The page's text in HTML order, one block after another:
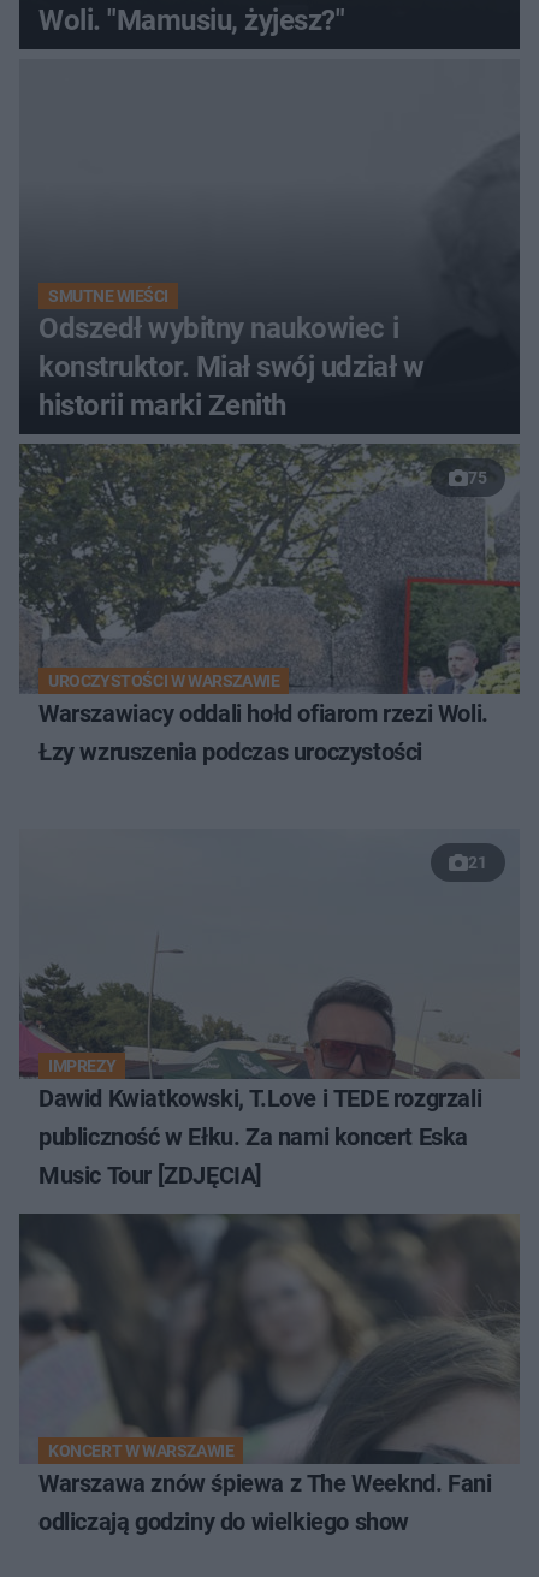
Woli. "Mamusiu, żyjesz?"
SMUTNE WIEŚCI
Odszedł wybitny naukowiec i
konstruktor. Miał swój udział w
historii marki Zenith
75
UROCZYSTOŚCI W WARSZAWIE
Warszawiacy oddali hołd ofiarom rzezi Woli.
Łzy wzruszenia podczas uroczystości
21
IMPREZY
Dawid Kwiatkowski, T.Love i TEDE rozgrzali
publiczność w Ełku. Za nami koncert Eska
Music Tour [ZDJĘCIA]
KONCERT W WARSZAWIE
Warszawa znów śpiewa z The Weeknd. Fani
odliczają godziny do wielkiego show